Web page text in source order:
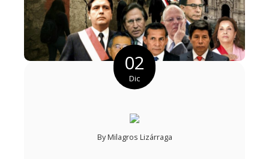
02
Dic
ByMilagros Lizárraga